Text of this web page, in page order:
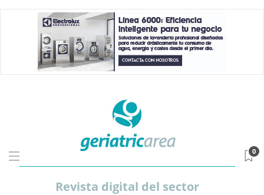
Revista digital del sector
0